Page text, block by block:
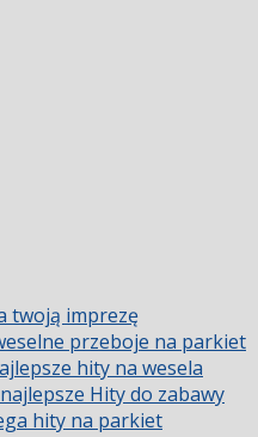
twoją imprezę
przeboje na parkiet
hity na wesela
Hity do zabawy
hity na parkiet